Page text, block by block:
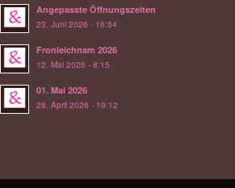
Angepasste Öffnungszeiten
23. Juni 2026 - 16:54
Fronleichnam 2026
12. Mai 2026 - 8:15
01. Mai 2026
28. April 2026 - 19:12